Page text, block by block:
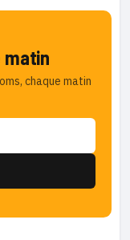
matin
chaque matin